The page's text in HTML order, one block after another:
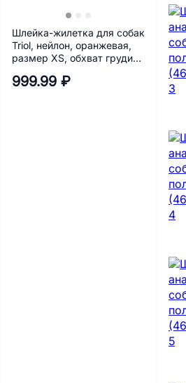
Шлейка-жилетка для собак
Triol, нейлон, оранжевая,
размер XS, обхват груди
999.99 ₽